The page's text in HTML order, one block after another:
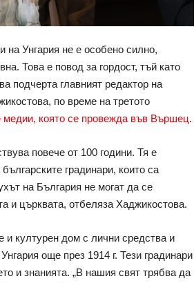
Унгария не е особено силно,
Това е повод за гордост, тъй като
подчерта главният редактор на
по време на третото
медии, която се провежда във Вършец.
повече от 100 години. Тя е
градинари, които са
на България не могат да се
и църквата, отбеляза Хаджикостова.
културен дом с лични средства и
още през 1914 г. Тези градинари
и знанията. „В нашия свят трябва да